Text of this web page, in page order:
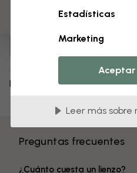
Colores resistentes a la
Envío y devoluciones
Preguntas frecuentes
¿Cuánto cuesta un lienzo?
Estadísticas
Marketing
Leer más sobre